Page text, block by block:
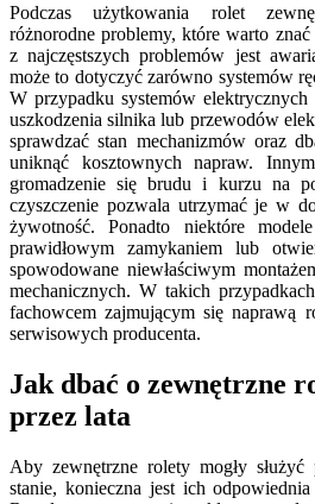
Podczas użytkowania rolet
różnorodne problemy, które warto
z najczęstszych problemów jest
może to dotyczyć zarówno systemów
W przypadku systemów
uszkodzenia silnika lub przewodów
sprawdzać stan mechanizmów oraz
uniknąć kosztownych napraw.
gromadzenie się brudu i kurzu na
czyszczenie pozwala utrzymać je w
żywotność. Ponadto niektóre
prawidłowym zamykaniem lub
spowodowane niewłaściwym
mechanicznych. W takich
fachowcem zajmującym się naprawą
serwisowych producenta.
Jak dbać o zewnętrzne
przez lata
Aby zewnętrzne rolety mogły
stanie, konieczna jest ich